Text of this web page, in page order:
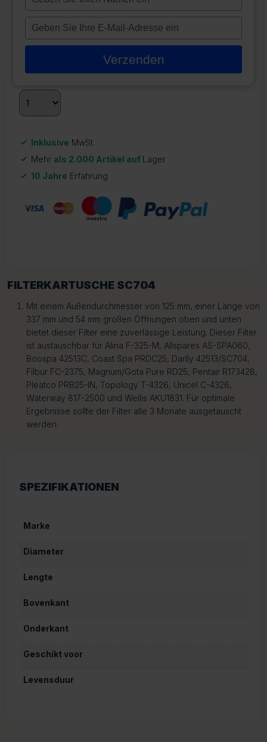
FILTERKARTUSCHE SC704
Mit einem Außendurchmesser von 125 mm, einer Länge von
337 mm und 54 mm großen Öffnungen oben und unten
bietet dieser Filter eine zuverlässige Leistung. Dieser Filter
ist austauschbar für Alina F-325-M, Allspares AS-SPA060,
Boospa 42513C, Coast Spa PRDC25, Darlly 42513/SC704,
Filbur FC-2375, Magnum/Gota Pure RD25, Pentair R173428,
Pleatco PRB25-IN, Topology T-4326, Unicel C-4326,
Waterway 817-2500 und Wellis AKU1831. Für optimale
Ergebnisse sollte der Filter alle 3 Monate ausgetauscht
werden.
SPEZIFIKATIONEN
Marke
Diameter
Lengte
Bovenkant
Onderkant
Geschikt voor
Levensduur
Auf Lager
Quantity Discount
Discounted price
10%
Inklusive MwSt.
Mehr als 2.000 Artikel auf Lager
10 Jahre Erfahrung
naam
Typ
e-
in
Verzenden